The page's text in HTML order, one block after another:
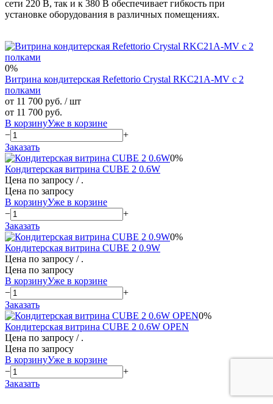
сети 220 В, так и к 380 В обеспечивает гибкость при
установке оборудования в различных помещениях.
0%
Витрина кондитерская Refettorio Crystal RKC21A-MV с 2
полками
от 11 700 руб. / шт
от 11 700 руб.
В корзинуУже в корзине
−
+
Заказать
0%
Кондитерская витрина CUBE 2 0.6W
Цена по запросу / .
Цена по запросу
В корзинуУже в корзине
−
+
Заказать
0%
Кондитерская витрина CUBE 2 0.9W
Цена по запросу / .
Цена по запросу
В корзинуУже в корзине
−
+
Заказать
0%
Кондитерская витрина CUBE 2 0.6W OPEN
Цена по запросу / .
Цена по запросу
В корзинуУже в корзине
−
+
Заказать